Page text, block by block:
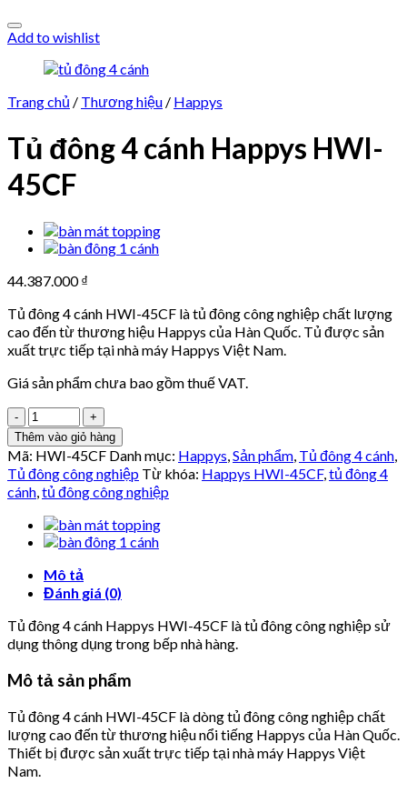
Add to wishlist
Trang chủ / Thương hiệu / Happys
Tủ đông 4 cánh Happys HWI-
45CF
44.387.000₫
Tủ đông 4 cánh HWI-45CF là tủ đông công nghiệp chất lượng
cao đến từ thương hiệu Happys của Hàn Quốc. Tủ được sản
xuất trực tiếp tại nhà máy Happys Việt Nam.
Giá sản phẩm chưa bao gồm thuế VAT.
Tủ
đông
4
cánh
Happys
HWI-
45CF
số
lượng
Thêm vào giỏ hàng
Mã: HWI-45CF Danh mục: Happys,Sản phẩm, Tủ đông 4 cánh,
Tủ đông công nghiệp Từ khóa: Happys HWI-45CF,tủ đông 4
cánh,tủ đông công nghiệp
Mô tả
Đánh giá (0)
Tủ đông 4 cánh Happys HWI-45CF là tủ đông công nghiệp sử
dụng thông dụng trong bếp nhà hàng.
Mô tả sản phẩm
Tủ đông 4 cánh HWI-45CF là dòng tủ đông công nghiệp chất
lượng cao đến từ thương hiệu nổi tiếng Happys của Hàn Quốc.
Thiết bị được sản xuất trực tiếp tại nhà máy Happys Việt
Nam.